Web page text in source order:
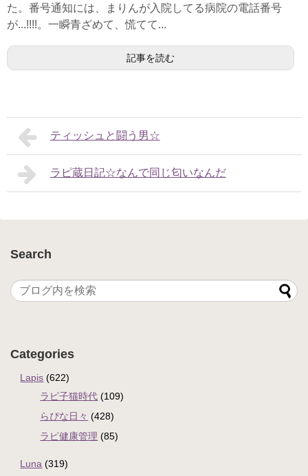
た。番号通知には、まりんが入院してる病院の電話番号
が...!!!!。一瞬青ざめて、慌てて...
記事を読む
ティッシュと闘う男☆
ラピ蔵日記☆なんで同じ匂いなんだ
Search
Categories
Lapis (622)
ラピ子猫時代 (109)
らぴな日々 (428)
ラピ健康管理 (85)
Luna (319)